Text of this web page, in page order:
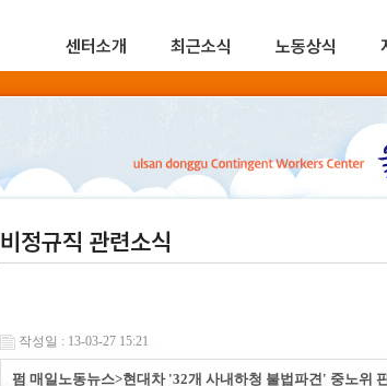
센터소개 최근소식 노동상식
비정규직 관련소식
작성일 : 13-03-27 15:21
펌 매일노동뉴스>현대차 '32개 사내하청 불법파견' 중노위